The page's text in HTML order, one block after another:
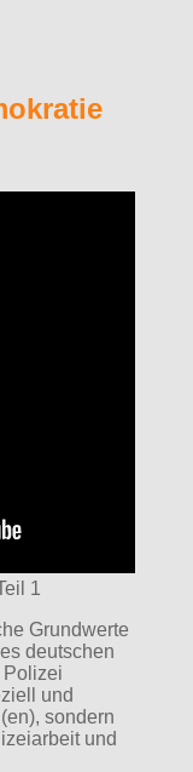
1
Grundwerte
deutschen
Polizei
und
sondern
und